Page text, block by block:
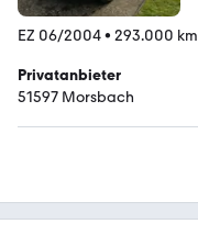
EZ 06/2004• 293.000 km
Privatanbieter
51597 Morsbach